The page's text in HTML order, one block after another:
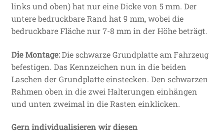
links und oben) hat nur eine Dicke von 5 mm. Der
untere bedruckbare Rand hat 9 mm, wobei die
bedruckbare Fläche nur 7-8 mm in der Höhe beträgt.
Die Montage:Die schwarze Grundplatte am Fahrzeug
befestigen. Das Kennzeichen nun in die beiden
Laschen der Grundplatte einstecken. Den schwarzen
Rahmen oben in die zwei Halterungen einhängen
und unten zweimal in die Rasten einklicken.
Gern individualisieren wir diesen